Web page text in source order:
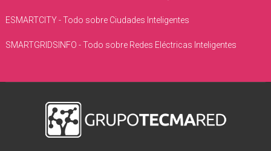
ESMARTCITY - Todo sobre Ciudades Inteligentes
SMARTGRIDSINFO - Todo sobre Redes Eléctricas Inteligentes